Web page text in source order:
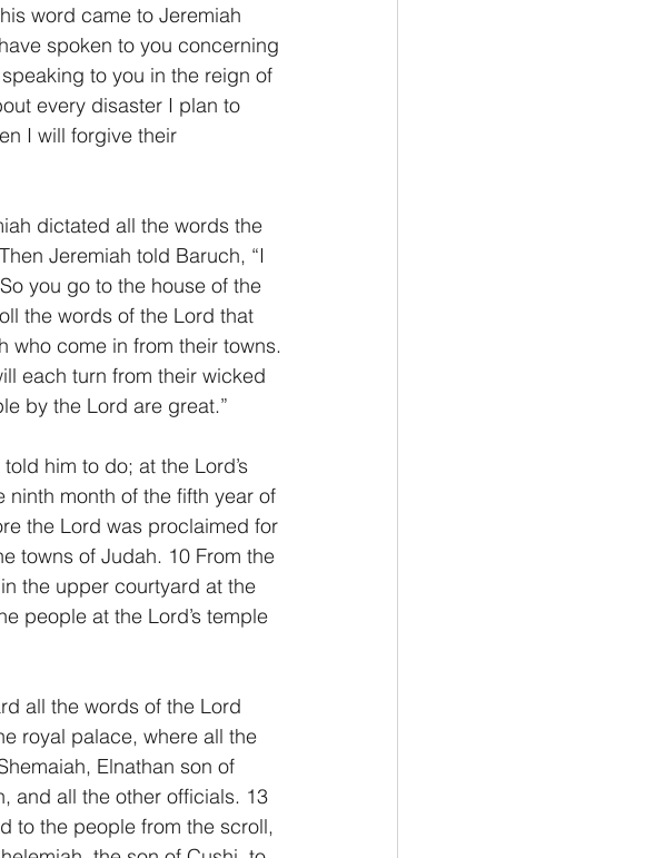
word came to Jeremiah
spoken to you concerning
to you in the reign of
every disaster I plan to
I will forgive their
dictated all the words the
Jeremiah told Baruch, “I
you go to the house of the
the words of the Lord that
who come in from their towns.
each turn from their wicked
by the Lord are great.”
him to do; at the Lord’s
month of the fifth year of
the Lord was proclaimed for
towns of Judah. 10 From the
the upper courtyard at the
people at the Lord’s temple
all the words of the Lord
royal palace, where all the
Elnathan son of
and all the other officials. 13
to the people from the scroll,